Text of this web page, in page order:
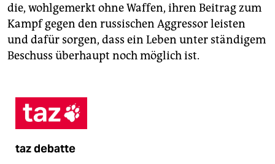
die, wohlgemerkt ohne Waffen, ihren Beitrag zum
Kampf gegen den russischen Aggressor leisten
und dafür sorgen, dass ein Leben unter ständigem
Beschuss überhaupt noch möglich ist.
taz debatte